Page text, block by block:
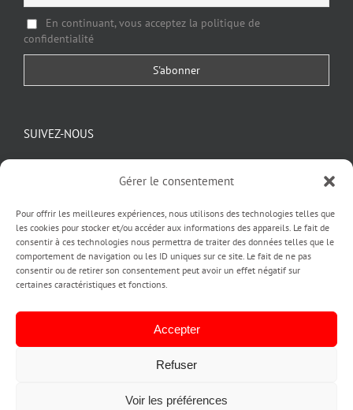
Gérer le consentement
Pour offrir les meilleures expériences, nous utilisons des technologies telles que
les cookies pour stocker et/ou accéder aux informations des appareils. Le fait de
consentir à ces technologies nous permettra de traiter des données telles que le
comportement de navigation ou les ID uniques sur ce site. Le fait de ne pas
consentir ou de retirer son consentement peut avoir un effet négatif sur
certaines caractéristiques et fonctions.
Accepter
Refuser
Voir les préférences
En continuant, vous acceptez la politique de
confidentialité
SUIVEZ-NOUS
LOGO ET CHARTE GRAPHIQUE |A QUOI SERT UN LOGO |
STAND ET KIT SALON |ACTUALITÉS |
POLITIQUE DE CONFIDENTIALITE